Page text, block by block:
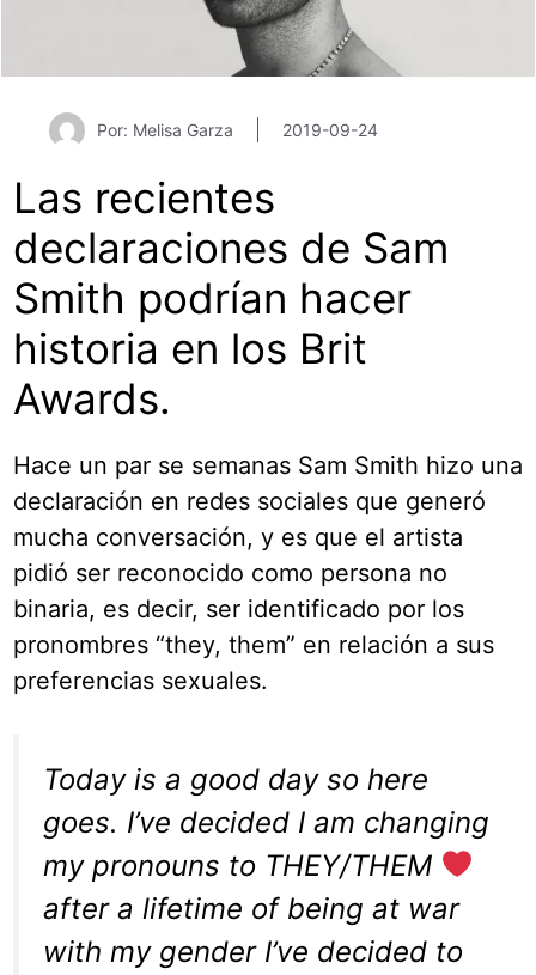
Por: Melisa Garza 2019-09-24
Las recientes
declaraciones de Sam
Smith podrían hacer
historia en los Brit
Awards.
Hace un par se semanas Sam Smith hizo una
declaración en redes sociales que generó
mucha conversación, y es que el artista
pidió ser reconocido como persona no
binaria, es decir, ser identificado por los
pronombres “they, them” en relación a sus
preferencias sexuales.
Today is a good day so here
goes. I’ve decided I am changing
my pronouns to THEY/THEM
after a lifetime of being at war
with my gender I’ve decided to